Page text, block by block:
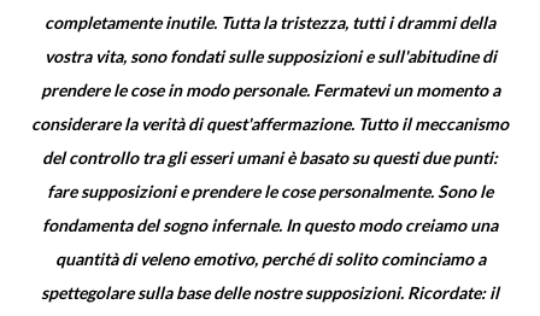
completamente inutile. Tutta la tristezza, tutti i drammi della
vostra vita, sono fondati sulle supposizioni e sull'abitudine di
prendere le cose in modo personale. Fermatevi un momento a
considerare la verità di quest'affermazione. Tutto il meccanismo
del controllo tra gli esseri umani è basato su questi due punti:
fare supposizioni e prendere le cose personalmente. Sono le
fondamenta del sogno infernale. In questo modo creiamo una
quantità di veleno emotivo, perché di solito cominciamo a
spettegolare sulla base delle nostre supposizioni. Ricordate: il